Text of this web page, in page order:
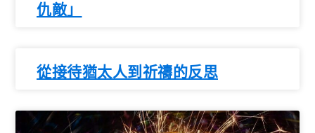
仇敵」
從接待猶太人到祈禱的反思